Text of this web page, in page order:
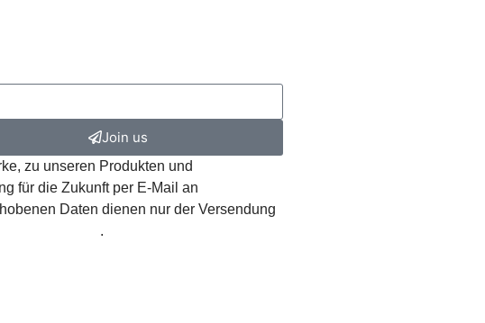
Join us
zu unseren Produkten und
für die Zukunft per E-Mail an
Daten dienen nur der Versendung
.